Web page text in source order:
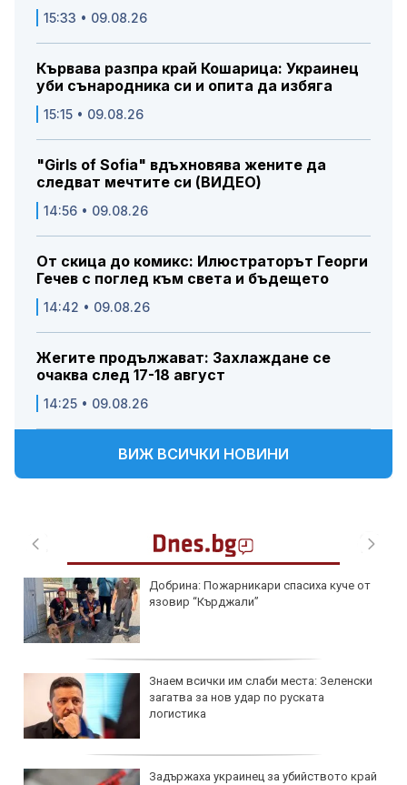
15:33 • 09.08.26
Кървава разпра край Кошарица: Украинец
уби сънародника си и опита да избяга
15:15 • 09.08.26
"Girls of Sofia" вдъхновява жените да
следват мечтите си (ВИДЕО)
14:56 • 09.08.26
От скица до комикс: Илюстраторът Георги
Гечев с поглед към света и бъдещето
14:42 • 09.08.26
Жегите продължават: Захлаждане се
очаква след 17-18 август
14:25 • 09.08.26
ВИЖ ВСИЧКИ НОВИНИ
Топлинен удар и дехидратация при
кърмачета: какво трябва да знаят
Кървене след секс – трябва ли да се
притесняваме?
Почти половината бебета по света са